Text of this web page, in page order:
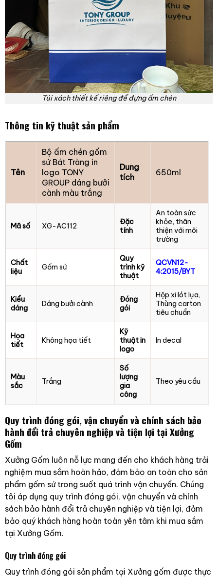
Túi xách thiết kế riêng để đựng ấm chén
Thông tin kỹ thuật sản phẩm
Tên
Bộ ấm chén gốm
sứ Bát Tràng in
logo TONY
GROUP dáng bưởi
cành màu trắng
Dung
tích
650ml
Mã số XG-AC112
Đặc
tính
An toàn sức
khỏe, thân
thiện với môi
trường
Chất
liệu
Gốm sứ
Quy
trình kỹ
thuật
QCVN12-
4:2015/BYT
Kiểu
dáng
Dáng bưởi cành
Đóng
gói
Hộp xi lót lụa,
Thùng carton
tiêu chuẩn
Họa
tiết
Không họa tiết
Kỹ
thuật in
logo
In decal
Màu
sắc
Trắng
Số
lượng
gia
công
Theo yêu cầu
Quy trình đóng gói, vận chuyển và chính sách bảo
hành đổi trả chuyên nghiệp và tiện lợi tại Xưởng
Gốm
Xưởng Gốm luôn nỗ lực mang đến cho khách hàng trải
nghiệm mua sắm hoàn hảo, đảm bảo an toàn cho sản
phẩm gốm sứ trong suốt quá trình vận chuyển. Chúng
tôi áp dụng quy trình đóng gói, vận chuyển và chính
sách bảo hành đổi trả chuyên nghiệp và tiện lợi, đảm
bảo quý khách hàng hoàn toàn yên tâm khi mua sắm
tại Xưởng Gốm.
Quy trình đóng gói
Quy trình đóng gói sản phẩm tại Xưởng gốm được thực